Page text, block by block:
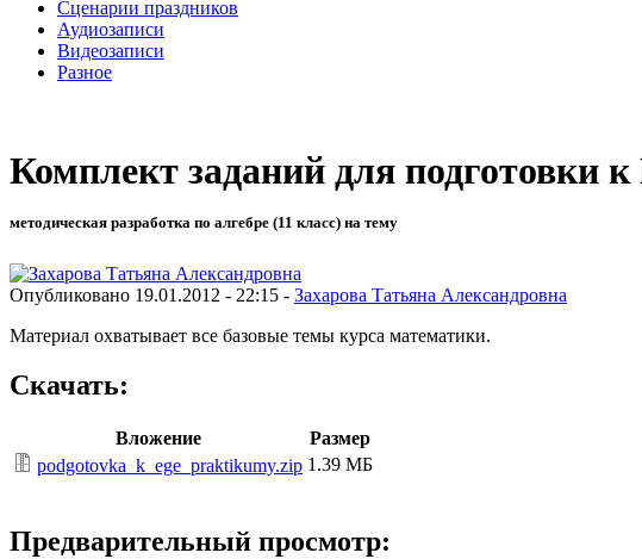
Сценарии праздников
Аудиозаписи
Видеозаписи
Разное
Комплект заданий для подготовки
методическая разработка по алгебре (11 класс) на тему
Опубликовано 19.01.2012 - 22:15 - Захарова Татьяна Александровна
Материал охватывает все базовые темы курса математики.
Скачать:
Вложение
Размер
podgotovka_k_ege_praktikumy.zip 1.39 МБ
Предварительный просмотр: